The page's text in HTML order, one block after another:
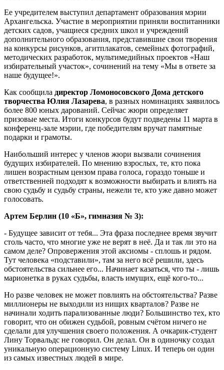
Ее учредителем выступил департамент образования мэрии
Архангельска. Участие в мероприятии приняли воспитанники
детских садов, учащиеся средних школ и учреждений
дополнительного образования, представившие свои творения
на конкурсы рисунков, агитплакатов, семейных фотографий,
методических разработок, мультимедийных проектов «Наш
избирательный участок», сочинений на тему «Мы в ответе за
наше будущее!».
Как сообщила директор Ломоносовского Дома детского
творчества Юлия Лазарева, в разных номинациях заявилось
более 800 юных дарований. Сейчас жюри определяет
призовые места. Итоги конкурсов будут подведены 11 марта в
конференц-зале мэрии, где победителям вручат памятные
подарки и грамоты.
Наибольший интерес у членов жюри вызвали сочинения
будущих избирателей. По мнению взрослых, те, кто пока
лишен возрастным цензом права голоса, гораздо тоньше и
ответственней подходят к возможности выбирать и влиять на
свою судьбу и судьбу страны, нежели те, кто уже давно может
голосовать.
Артем Берлин (10 «Б», гимназия № 3):
- Будущее зависит от тебя... Эта фраза последнее время звучит
столь часто, что многие уже не верят в неё. Да и так ли это на
самом деле? Опровержения этой аксиомы - сплошь и рядом.
Тут человека «подставили», там за него всё решили, здесь
обстоятельства сильнее его... Начинает казаться, что ты - лишь
марионетка в руках судьбы, власть имущих, ещё кого-то...
Но разве человек не может повлиять на обстоятельства? Разве
миллионеры не выходили из нищих кварталов? Разве не
начинали ходить парализованные люди? Большинство тех, кто
говорит, что он обижен судьбой, ровным счётом ничего не
сделали для улучшения своего положения. А очкарик-студент
Лину Торвальдс не говорил. Он делал. Он в одиночку создал
уникальную операционную систему Linux. И теперь он один
из самых известных людей в мире.